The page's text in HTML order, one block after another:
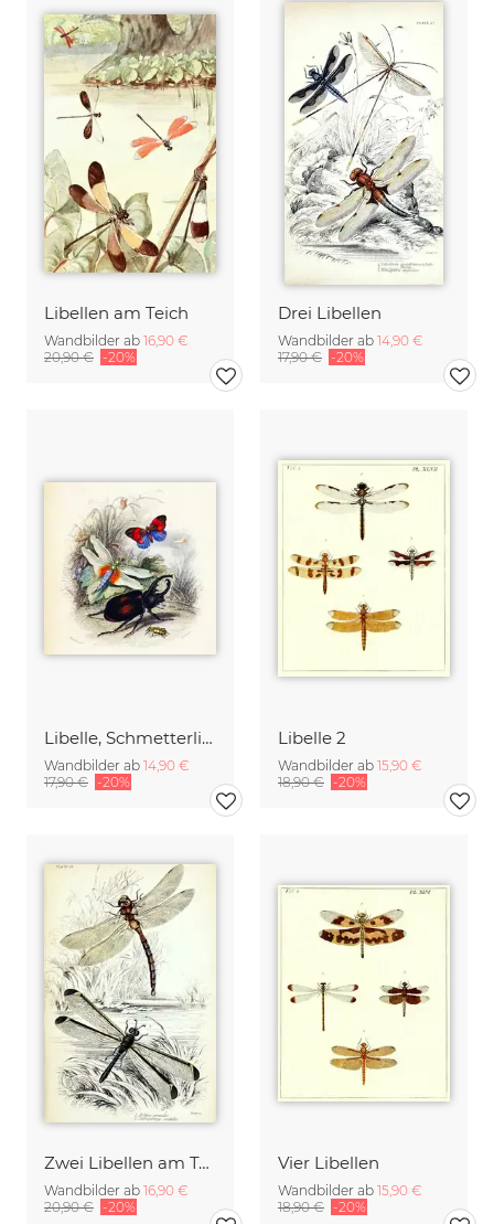
Libellen am Teich
Wandbilder ab 16,90 €
20,90 € -20%
Drei Libellen
Wandbilder ab 14,90 €
17,90 € -20%
Libelle, Schmetterling, Käfer 2
Wandbilder ab 14,90 €
17,90 € -20%
Libelle 2
Wandbilder ab 15,90 €
18,90 € -20%
Zwei Libellen am Teich
Wandbilder ab 16,90 €
20,90 € -20%
Vier Libellen
Wandbilder ab 15,90 €
18,90 € -20%